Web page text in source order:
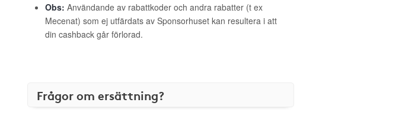
Obs: Användande av rabattkoder och andra rabatter (t ex
Mecenat) som ej utfärdats av Sponsorhuset kan resultera i att
din cashback går förlorad.
Frågor om ersättning?